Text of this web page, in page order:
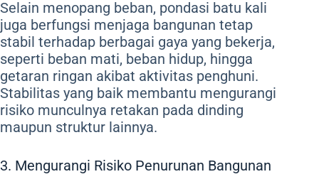
Selain menopang beban, pondasi batu kali
juga berfungsi menjaga bangunan tetap
stabil terhadap berbagai gaya yang bekerja,
seperti beban mati, beban hidup, hingga
getaran ringan akibat aktivitas penghuni.
Stabilitas yang baik membantu mengurangi
risiko munculnya retakan pada dinding
maupun struktur lainnya.
3. Mengurangi Risiko Penurunan Bangunan